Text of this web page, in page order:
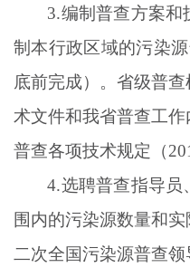
3.编制普查方案和
制本行政区域的污染
底前完成）。省级普
术文件和我省普查工
普查各项技术规定（
4.选聘普查指导员
围内的污染源数量和
二次全国污染源普查